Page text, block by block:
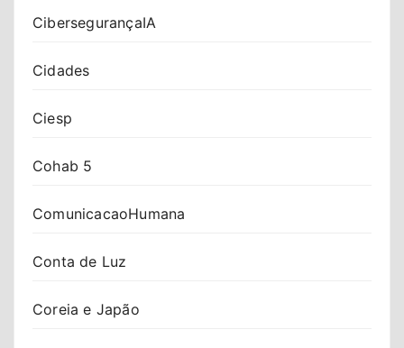
CibersegurançaIA
Cidades
Ciesp
Cohab 5
ComunicacaoHumana
Conta de Luz
Coreia e Japão